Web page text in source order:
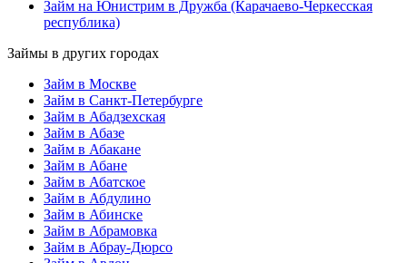
Займ на Юнистрим в Дружба (Карачаево-Черкесская
республика)
Займы в других городах
Займ в Москве
Займ в Санкт-Петербурге
Займ в Абадзехская
Займ в Абазе
Займ в Абакане
Займ в Абане
Займ в Абатское
Займ в Абдулино
Займ в Абинске
Займ в Абрамовка
Займ в Абрау-Дюрсо